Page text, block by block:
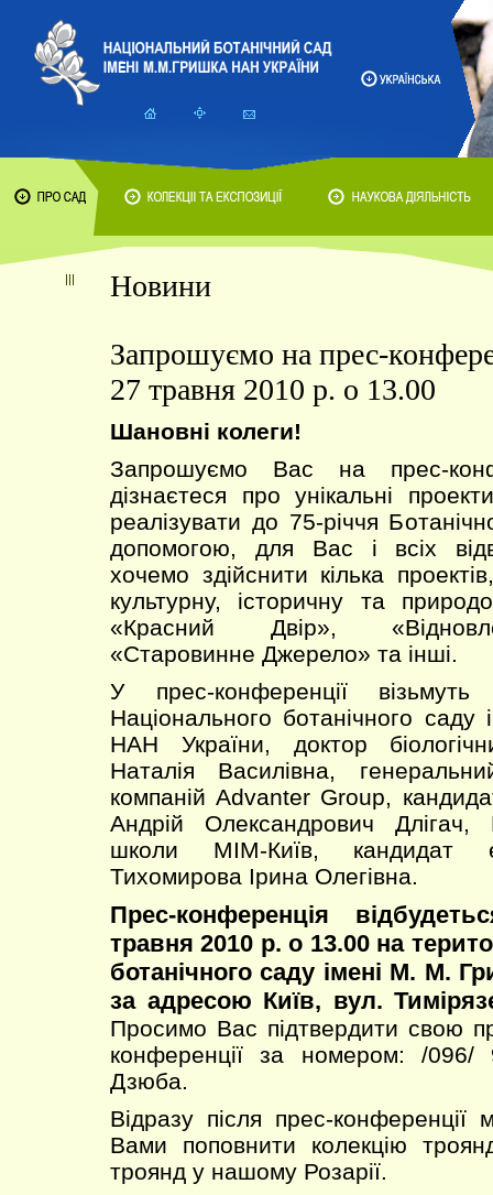
Новини
Запрошуємо на прес-
27 травня 2010 р. о 13.00
Шановні колеги!
Запрошуємо Вас на прес-
дізнаєтеся про унікальні
реалізувати до 75-річчя
допомогою, для Вас і всіх
хочемо здійснити кілька
культурну, історичну та
«Красний Двір»,
«Старовинне Джерело» та інші.
У прес-конференції
Національного ботанічного
НАН України, доктор
Наталія Василівна,
компаній Advanter Group,
Андрій Олександрович Длігач,
школи МІМ-Київ, кандидат
Тихомирова Ірина Олегівна.
Прес-конференція
травня 2010 р. о 13.00 на
ботанічного саду імені М. М.
за адресою Київ, вул.
Просимо Вас підтвердити свою
конференції за номером: /
Дзюба.
Відразу після прес-
Вами поповнити колекцію
троянд у нашому Розарії.